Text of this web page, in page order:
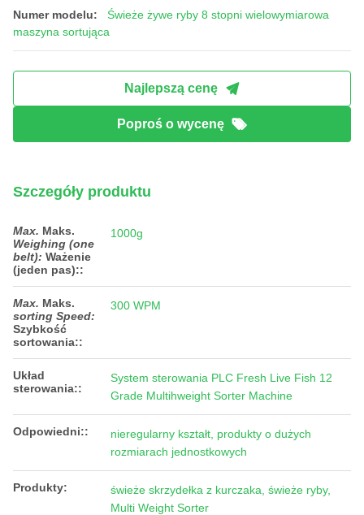
Numer modelu:
Świeże żywe ryby 8 stopni wielowymiarowa
maszyna sortująca
Najlepszą cenę
Poproś o wycenę
Szczegóły produktu
Max. Maks.
Weighing (one
belt): Ważenie
(jeden pas)::
1000g
Max. Maks.
sorting Speed:
Szybkość
sortowania::
300 WPM
Układ
sterowania::
System sterowania PLC Fresh Live Fish 12
Grade Multihweight Sorter Machine
Odpowiedni::
nieregularny kształt, produkty o dużych
rozmiarach jednostkowych
Produkty:
świeże skrzydełka z kurczaka, świeże ryby,
Multi Weight Sorter